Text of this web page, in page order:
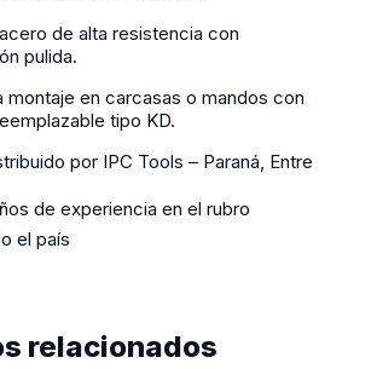
de alta resistencia con
pulida.
montaje en carcasas o mandos con
tipo KD.
por IPC Tools – Paraná, Entre
de experiencia en el rubro
el país
relacionados